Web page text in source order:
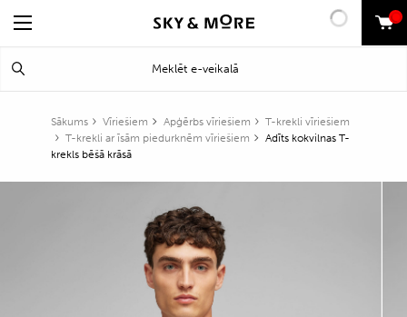
0
Sākums Vīriešiem Apģērbs vīriešiem
T-krekli vīriešiem
T-krekli ar īsām piedurknēm vīriešiem
Adīts kokvilnas T-
krekls bēšā krāsā